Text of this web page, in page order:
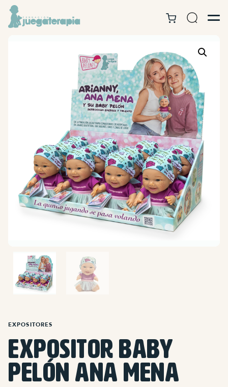
EXPOSITORES
Expositor Baby
Pelón Ana Mena